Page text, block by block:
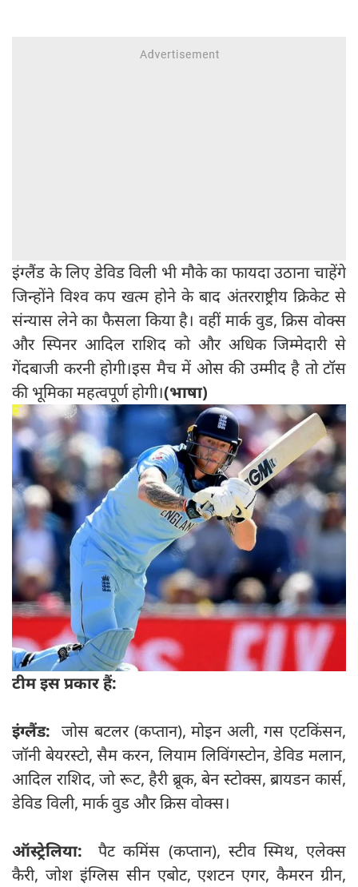
इंग्लैंड के लिए डेविड विली भी मौके का फायदा उठाना चाहेंगे
जिन्होंने विश्व कप खत्म होने के बाद अंतरराष्ट्रीय क्रिकेट से
संन्यास लेने का फैसला किया है। वहीं मार्क वुड, क्रिस वोक्स
और स्पिनर आदिल राशिद को और अधिक जिम्मेदारी से
गेंदबाजी करनी होगी।इस मैच में ओस की उम्मीद है तो टॉस
की भूमिका महत्वपूर्ण होगी।(भाषा)
टीम इस प्रकार हैं:
इंग्लैंड: जोस बटलर (कप्तान), मोइन अली, गस एटकिंसन,
जॉनी बेयरस्टो, सैम करन, लियाम लिविंगस्टोन, डेविड मलान,
आदिल राशिद, जो रूट, हैरी ब्रूक, बेन स्टोक्स, ब्रायडन कार्स,
डेविड विली, मार्क वुड और क्रिस वोक्स।
ऑस्ट्रेलिया: पैट कमिंस (कप्तान), स्टीव स्मिथ, एलेक्स
कैरी, जोश इंग्लिस सीन एबोट, एशटन एगर, कैमरन ग्रीन,